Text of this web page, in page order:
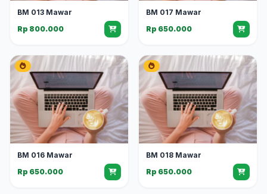
BM 013 Mawar
Rp 800.000
BM 017 Mawar
Rp 650.000
BM 016 Mawar
Rp 650.000
BM 018 Mawar
Rp 650.000